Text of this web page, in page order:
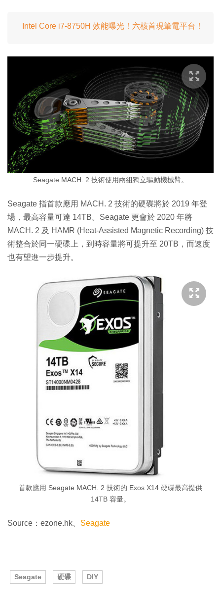
Intel Core i7-8750H 效能曝光！六核首現筆電平台！
Seagate MACH. 2 技術使用兩組獨立驅動機械臂。
Seagate 指首款應用 MACH. 2 技術的硬碟將於 2019 年登
場，最高容量可達 14TB。Seagate 更會於 2020 年將
MACH. 2 及 HAMR (Heat-Assisted Magnetic Recording) 技
術整合於同一硬碟上，到時容量將可提升至 20TB，而速度
也有望進一步提升。
首款應用 Seagate MACH. 2 技術的 Exos X14 硬碟最高提供
14TB 容量。
Source：ezone.hk、 Seagate
Seagate 硬碟 DIY